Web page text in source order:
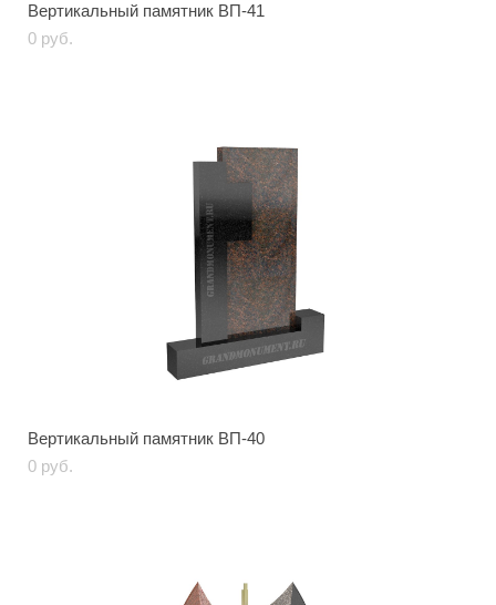
Вертикальный памятник ВП-41
0 pуб.
Вертикальный памятник ВП-40
0 pуб.